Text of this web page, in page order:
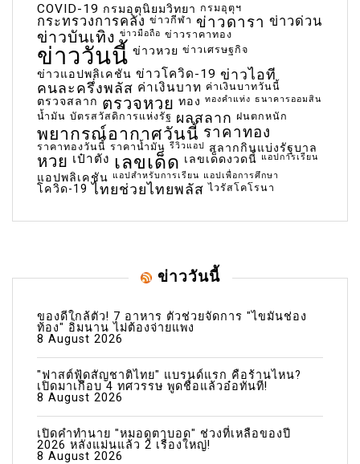
COVID-19 กรมอุตุนิยมวิทยา กรมอุตุฯ
กระทรวงการคลัง ข่าวกีฬา ข่าวดารา ข่าวด่วน
ข่าวบันเทิง ข่าวมือถือ ข่าวราคาทอง
ข่าววันนี้ ข่าวหวย ข่าวเศรษฐกิจ
ข่าวแอปพลิเคชัน ข่าวโควิด-19 ข่าวไอที
คนละครึ่งพลัส ค่าเงินบาท ค่าเงินบาทวันนี้
ตรวจสลาก ตรวจหวย ทอง ทองคำแท่ง ธนาคารออมสิน
น้ำมัน บัตรสวัสดิการแห่งรัฐ ผลสลาก ฝนตกหนัก
พยากรณ์อากาศวันนี้ ราคาทอง
ราคาทองวันนี้ ราคาน้ำมัน รีวิวแอป สลากกินแบ่งรัฐบาล
หวย เป๋าตัง เลขเด็ด เลขเด็ดงวดนี้ แอปการเรียน
แอปพลิเคชัน แอปสำหรับการเรียน แอปเพื่อการศึกษา
โควิด-19 ไทยช่วยไทยพลัส ไวรัสโคโรนา
ข่าววันนี้
ของดีใกล้ตัว! 7 อาหาร ตัวช่วยจัดการ "ไขมันช่อง
ท้อง" อิ่มนาน ไม่ต้องจ่ายแพง
8 August 2026
"ฟาสต์ฟู้ดสัญชาติไทย" แบรนด์แรก คือร้านไหน?
เปิดมาเกือบ 4 ทศวรรษ พูดชื่อแล้วอ๋อทันที!
8 August 2026
เปิดคำทำนาย "หมอดูตาบอด" ช่วงที่เหลือของปี
2026 หลังแม่นแล้ว 2 เรื่องใหญ่!
8 August 2026